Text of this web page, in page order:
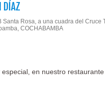
DÍAZ
Santa Rosa, a una cuadra del Cruce
COCHABAMBA
en nuestro